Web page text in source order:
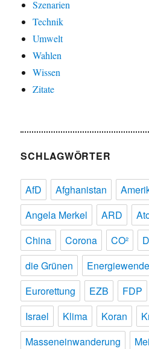
Szenarien
Technik
Umwelt
Wahlen
Wissen
Zitate
SCHLAGWÖRTER
AfD Afghanistan
Angela Merkel
ARD
China
Corona CO²
die Grünen
Energiewende
Eurorettung
EZB FDP
Israel
Klima Koran
Masseneinwanderung